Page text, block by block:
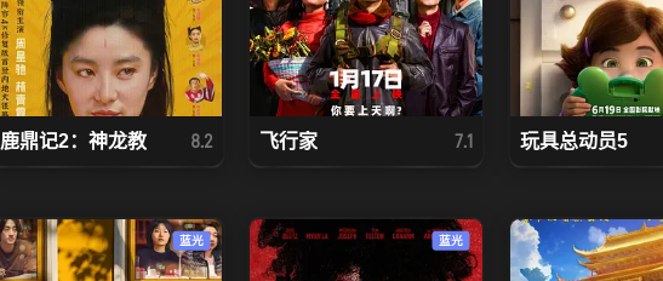
鹿鼎记2：神龙教 8.2 飞行家 7.1 玩具总动员5
蓝光 蓝光